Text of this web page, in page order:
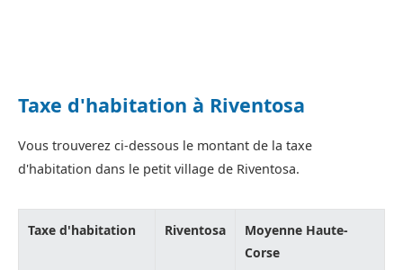
Taxe d'habitation à Riventosa
Vous trouverez ci-dessous le montant de la taxe
d'habitation dans le petit village de Riventosa.
Taxe d'habitation Riventosa
Moyenne Haute-
Corse